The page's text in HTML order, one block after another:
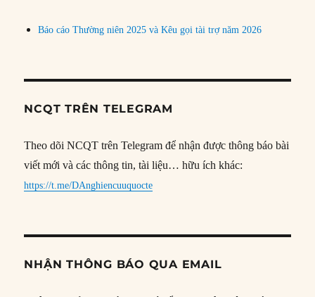
Báo cáo Thường niên 2025 và Kêu gọi tài trợ năm 2026
NCQT TRÊN TELEGRAM
Theo dõi NCQT trên Telegram để nhận được thông báo bài
viết mới và các thông tin, tài liệu… hữu ích khác:
https://t.me/DAnghiencuuquocte
NHẬN THÔNG BÁO QUA EMAIL